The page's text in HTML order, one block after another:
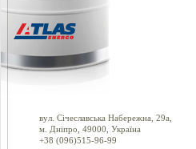
вул. Січеславська Набережна, 29а,
м. Дніпро, 49000, Україна
+38 (096)515-96-99